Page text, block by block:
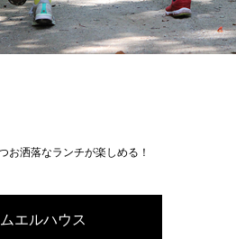
お洒落なランチが楽しめる！
エルハウス